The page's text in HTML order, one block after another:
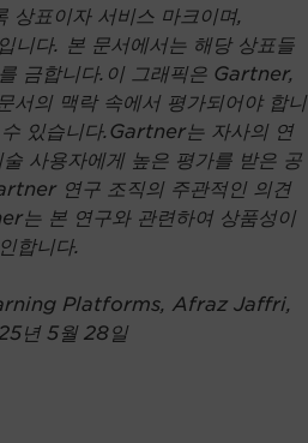
표이자 서비스 마크이며,
다. 본 문서에서는 해당 상표들
금합니다.이 그래픽은 Gartner,
서의 맥락 속에서 평가되어야 합니
있습니다.Gartner는 자사의 연
사용자에게 높은 평가를 받은 공
연구 조직의 주관적인 의견
는 본 연구와 관련하여 상품성이
합니다.
Platforms, Afraz Jaffri,
년 5월 28일